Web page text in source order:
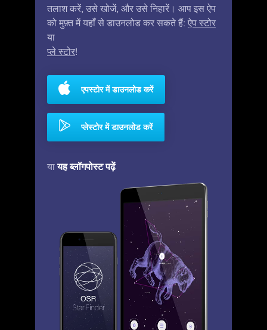
तलाश करें, उसे खोजें, और उसे निहारें। आप इस ऐप
को मुफ़्त में यहाँ से डाउनलोड कर सकते हैं: ऐप स्टोर
या
प्ले स्टोर!
एपस्टोर में डाउनलोड करें
प्लेस्टोर में डाउनलोड करें
यायह ब्लॉगपोस्ट पढ़ें